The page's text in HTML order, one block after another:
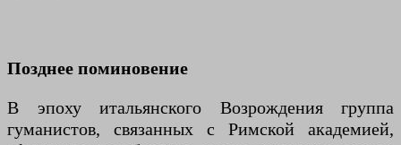
Позднее поминовение
В эпоху итальянского Возрождения группа
гуманистов, связанных с Римской академией,